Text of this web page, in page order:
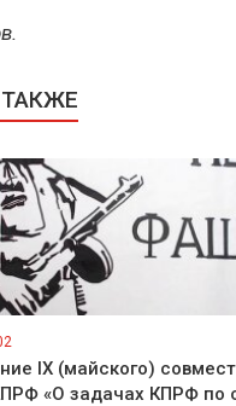
IX (майского)
«О задачах КПРФ по